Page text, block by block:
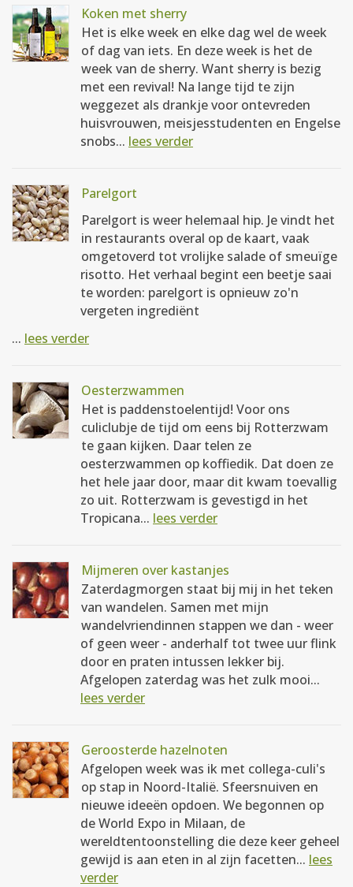
Koken met sherry
Het is elke week en elke dag wel de week
of dag van iets. En deze week is het de
week van de sherry. Want sherry is bezig
met een revival! Na lange tijd te zijn
weggezet als drankje voor ontevreden
huisvrouwen, meisjesstudenten en Engelse
snobs... lees verder
Parelgort
Parelgort is weer helemaal hip. Je vindt het
in restaurants overal op de kaart, vaak
omgetoverd tot vrolijke salade of smeuïge
risotto. Het verhaal begint een beetje saai
te worden: parelgort is opnieuw zo'n
vergeten ingrediënt
... lees verder
Oesterzwammen
Het is paddenstoelentijd! Voor ons
culiclubje de tijd om eens bij Rotterzwam
te gaan kijken. Daar telen ze
oesterzwammen op koffiedik. Dat doen ze
het hele jaar door, maar dit kwam toevallig
zo uit. Rotterzwam is gevestigd in het
Tropicana... lees verder
Mijmeren over kastanjes
Zaterdagmorgen staat bij mij in het teken
van wandelen. Samen met mijn
wandelvriendinnen stappen we dan - weer
of geen weer - anderhalf tot twee uur flink
door en praten intussen lekker bij.
Afgelopen zaterdag was het zulk mooi...
lees verder
Geroosterde hazelnoten
Afgelopen week was ik met collega-culi's
op stap in Noord-Italië. Sfeersnuiven en
nieuwe ideeën opdoen. We begonnen op
de World Expo in Milaan, de
wereldtentoonstelling die deze keer geheel
gewijd is aan eten in al zijn facetten... lees
verder